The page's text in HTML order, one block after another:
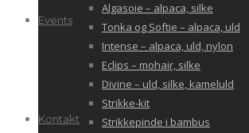
Algasoie – alpaca, silke
Tonka og Softie – alpaca, uld
Intense – alpaca, uld, nylon
Eclips – mohair, silke
Divine – uld, silke, kameluld
Strikke-kit
Strikkepinde i bambus
Events
Kontakt